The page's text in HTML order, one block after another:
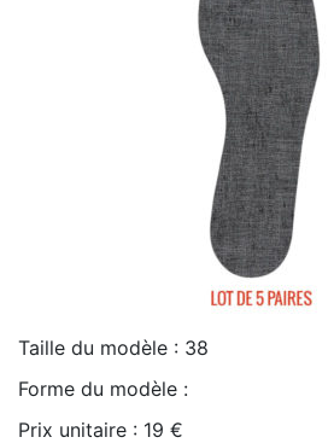
Taille du modèle : 38
Forme du modèle :
Prix unitaire : 19 €